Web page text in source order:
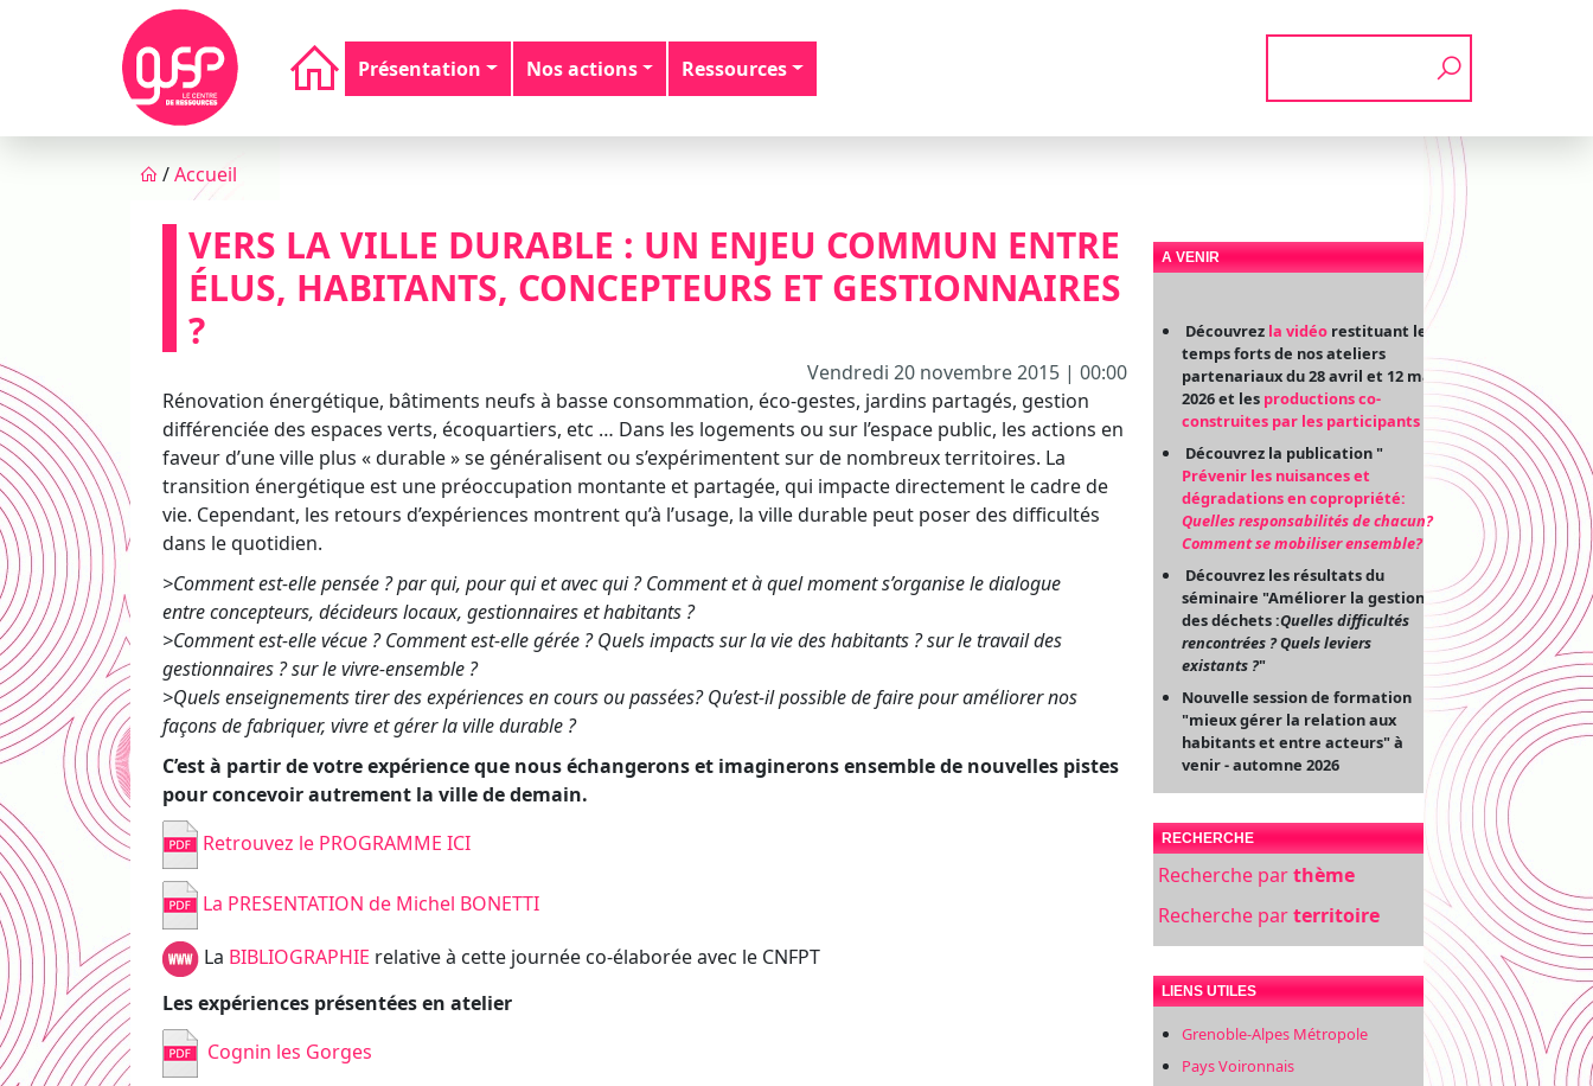
Aller au contenu principal
Navigation principale
Présentation Nos actions Ressources
Fil d'Ariane
/Accueil
VERS LA VILLE DURABLE : UN ENJEU COMMUN ENTRE
ÉLUS, HABITANTS, CONCEPTEURS ET GESTIONNAIRES
?
Vendredi 20 novembre 2015 | 00:00
Rénovation énergétique, bâtiments neufs à basse consommation, éco-gestes, jardins partagés, gestion
différenciée des espaces verts, écoquartiers, etc … Dans les logements ou sur l’espace public, les actions en
faveur d’une ville plus « durable » se généralisent ou s’expérimentent sur de nombreux territoires. La
transition énergétique est une préoccupation montante et partagée, qui impacte directement le cadre de
vie. Cependant, les retours d’expériences montrent qu’à l’usage, la ville durable peut poser des difficultés
dans le quotidien.
>Comment est-elle pensée ? par qui, pour qui et avec qui ? Comment et à quel moment s’organise le dialogue
entre concepteurs, décideurs locaux, gestionnaires et habitants ?
>Comment est-elle vécue ? Comment est-elle gérée ? Quels impacts sur la vie des habitants ? sur le travail des
gestionnaires ? sur le vivre-ensemble ?
>Quels enseignements tirer des expériences en cours ou passées? Qu’est-il possible de faire pour améliorer nos
façons de fabriquer, vivre et gérer la ville durable ?
C’est à partir de votre expérience que nous échangerons et imaginerons ensemble de nouvelles pistes
pour concevoir autrement la ville de demain.
Retrouvez le PROGRAMME ICI
La PRESENTATION de Michel BONETTI
La BIBLIOGRAPHIE relative à cette journée co-élaborée avec le CNFPT
Les expériences présentées en atelier
Cognin les Gorges
A VENIR
Découvrez la vidéo restituant les
temps forts de nos ateliers
partenariaux du 28 avril et 12 mai
2026 et les productions co-
construites par les participants
Découvrez la publication "
Prévenir les nuisances et
dégradations en copropriété:
Quelles responsabilités de chacun?
Comment se mobiliser ensemble?"
Découvrez les résultats du
séminaire "Améliorer la gestion
des déchets :Quelles difficultés
rencontrées ? Quels leviers
existants ?"
Nouvelle session de formation
"mieux gérer la relation aux
habitants et entre acteurs" à
venir - automne 2026
RECHERCHE
Recherche parthème
Recherche parterritoire
LIENS UTILES
Grenoble-Alpes Métropole
Pays Voironnais